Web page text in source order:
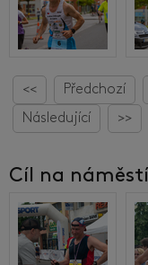
<< Předchozí
Následující
>>
Cíl na náměstí